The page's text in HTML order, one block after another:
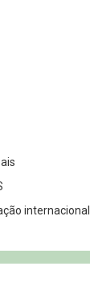
internacional